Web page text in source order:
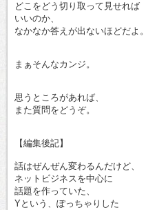
どこをどう切り取って見せれば
いいのか、
なかなか答えが出ないほどだよ。
まぁそんなカンジ。
思うところがあれば、
また質問をどうぞ。
【編集後記】
話はぜんぜん変わるんだけど、
ネットビジネスを中心に
話題を作っていた、
Yという、ぽっちゃりした